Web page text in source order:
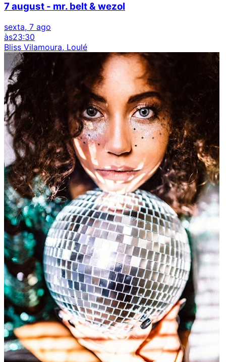
7 august - mr. belt & wezol
sexta, 7 ago
às23:30
Bliss Vilamoura, Loulé